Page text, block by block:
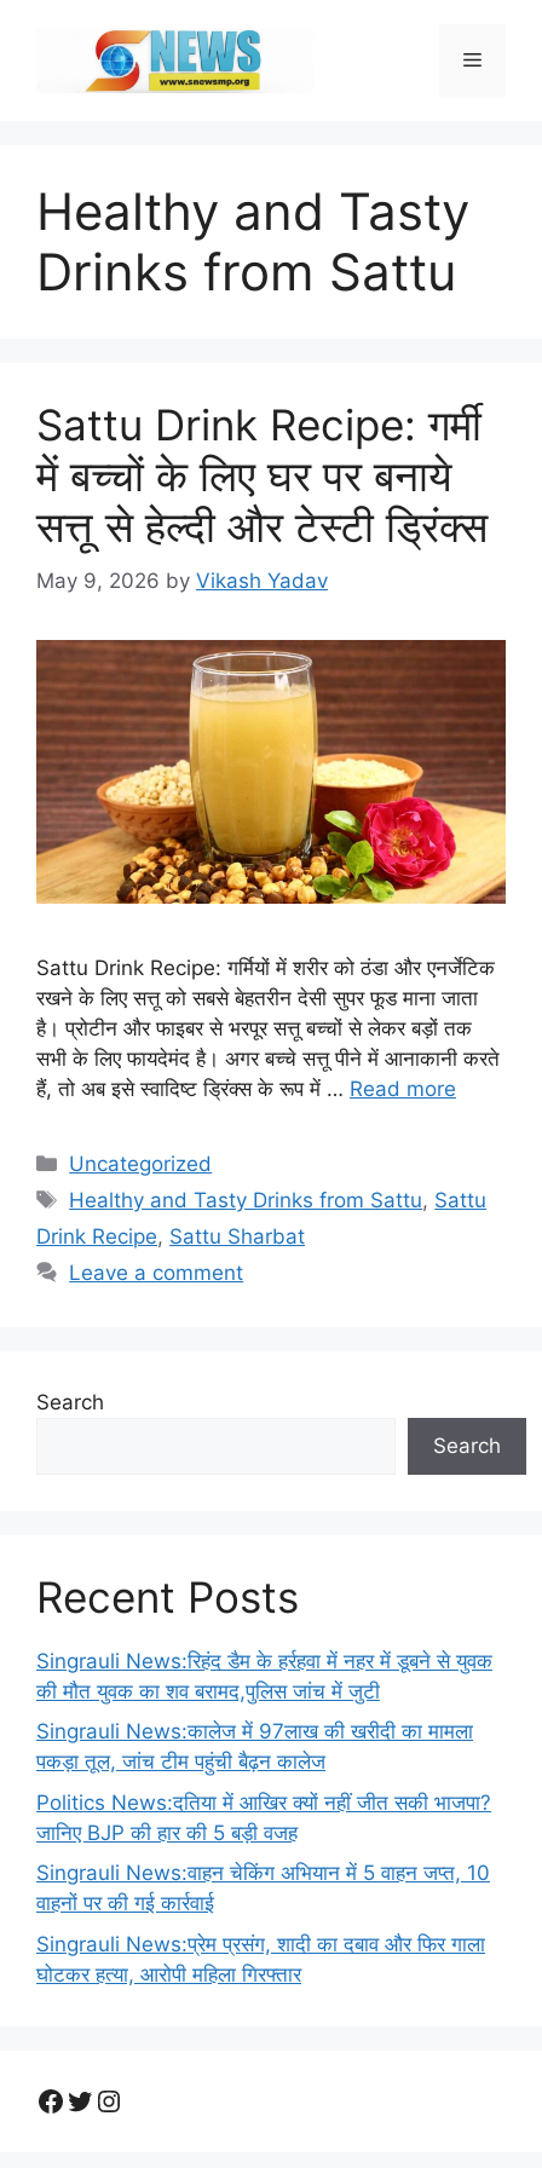
Menu
Healthy and Tasty
Drinks from Sattu
Sattu Drink Recipe: गर्मी
में बच्चों के लिए घर पर बनाये
सत्तू से हेल्दी और टेस्टी ड्रिंक्स
May 9, 2026 by Vikash Yadav
Sattu Drink Recipe: गर्मियों में शरीर को ठंडा और एनर्जेटिक
रखने के लिए सत्तू को सबसे बेहतरीन देसी सुपर फूड माना जाता
है। प्रोटीन और फाइबर से भरपूर सत्तू बच्चों से लेकर बड़ों तक
सभी के लिए फायदेमंद है। अगर बच्चे सत्तू पीने में आनाकानी करते
हैं, तो अब इसे स्वादिष्ट ड्रिंक्स के रूप में … Read more
Categories
Uncategorized
Tags
Healthy and Tasty Drinks from Sattu, Sattu
Drink Recipe, Sattu Sharbat
Leave a comment
Search
Search
Recent Posts
Singrauli News:रिहंद डैम के हर्रहवा में नहर में डूबने से युवक
की मौत युवक का शव बरामद,पुलिस जांच में जुटी
Singrauli News:कालेज में 97लाख की खरीदी का मामला
पकड़ा तूल, जांच टीम पहुंची बैढ़न कालेज
Politics News:दतिया में आखिर क्यों नहीं जीत सकी भाजपा?
जानिए BJP की हार की 5 बड़ी वजह
Singrauli News:वाहन चेकिंग अभियान में 5 वाहन जप्त, 10
वाहनों पर की गई कार्रवाई
Singrauli News:प्रेम प्रसंग, शादी का दबाव और फिर गाला
घोटकर हत्या, आरोपी महिला गिरफ्तार
Facebook
Twitter
Instagram